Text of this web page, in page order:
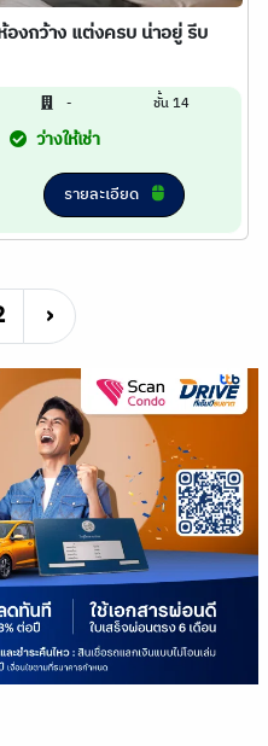
องกว้าง แต่งครบ น่าอยู่ รีบ
- ชั้น 14
ว่างให้เช่า
รายละเอียด
›